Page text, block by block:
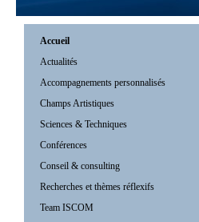
Accueil
Actualités
Accompagnements personnalisés
Champs Artistiques
Sciences & Techniques
Conférences
Conseil & consulting
Recherches et thèmes réflexifs
Team ISCOM